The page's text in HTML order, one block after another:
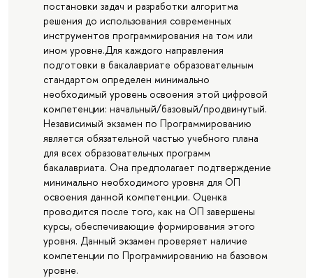
постановки задач и разработки алгоритма
решения до использования современных
инструментов программирования на том или
ином уровне.Для каждого направления
подготовки в бакалавриате образовательным
стандартом определен минимально
необходимый уровень освоения этой цифровой
компетенции: начальный/базовый/продвинутый.
Независимый экзамен по Программированию
является обязательной частью учебного плана
для всех образовательных программ
бакалавриата. Она предполагает подтверждение
минимально необходимого уровня для ОП
освоения данной компетенции. Оценка
проводится после того, как на ОП завершены
курсы, обеспечивающие формирования этого
уровня. Данный экзамен проверяет наличие
компетенции по Программированию на базовом
уровне.